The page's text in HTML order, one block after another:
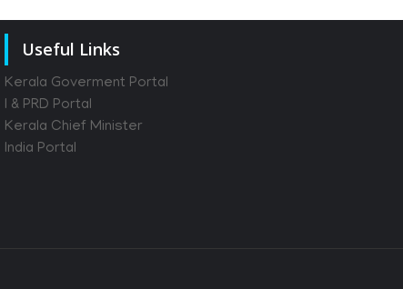
Useful Links
Kerala Goverment Portal
I & PRD Portal
Kerala Chief Minister
India Portal